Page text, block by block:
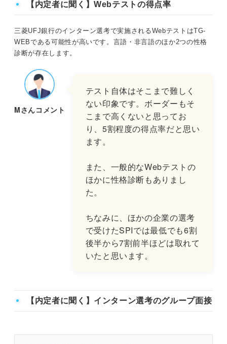
【内定者に聞く】Webテストの得点率
三菱UFJ銀行のインターン選考で実施されるWebテストはTG-
WEBである可能性が高いです。言語・非言語のほか2つの性格
診断が存在します。
Mさんコメント
テスト自体はそこまで難しく
ない印象です。ボーダーもそ
こまで高くないと思ってお
り、5割程度の得点率だと思い
ます。
また、一般的なWebテストの
ほかに性格診断もありまし
た。
ちなみに、ほかの企業の選考
で受けたSPIでは最低でも6割
後半から7割前半ほどは取れて
いたと思います。
【内定者に聞く】インターン選考のグループ面接